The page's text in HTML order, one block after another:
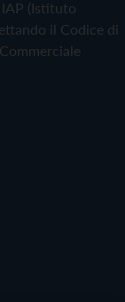
(Istituto
il Codice di